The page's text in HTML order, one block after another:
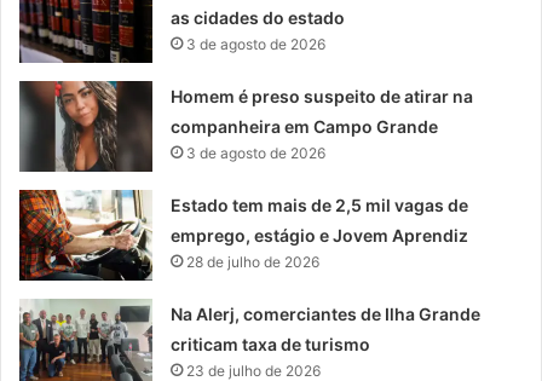
as cidades do estado
3 de agosto de 2026
Homem é preso suspeito de atirar na
companheira em Campo Grande
3 de agosto de 2026
Estado tem mais de 2,5 mil vagas de
emprego, estágio e Jovem Aprendiz
28 de julho de 2026
Na Alerj, comerciantes de Ilha Grande
criticam taxa de turismo
23 de julho de 2026